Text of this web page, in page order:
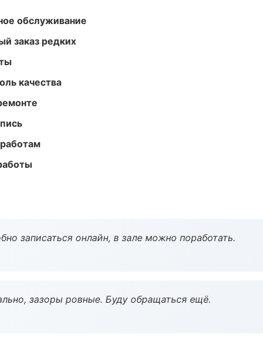
обслуживание
заказ редких
качества
записаться онлайн, в зале можно поработать.
зазоры ровные. Буду обращаться ещё.